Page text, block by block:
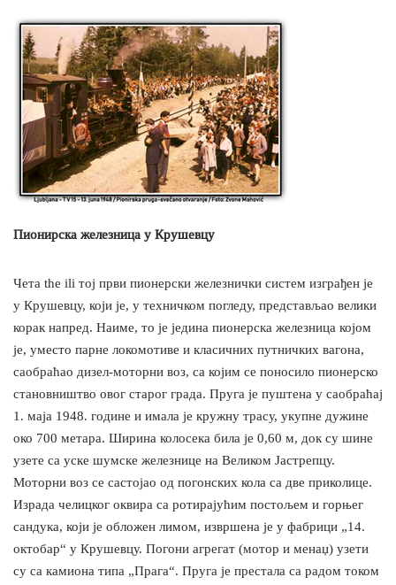
Пионирска железница у Крушевцу
Чета the ili тој први пионерски железнички систем изграђен је
у Крушевцу, који је, у техничком погледу, представљао велики
корак напред. Наиме, то је једина пионерска железница којом
је, уместо парне локомотиве и класичних путничких вагона,
саобраћао дизел-моторни воз, са којим се поносило пионерско
становништво овог старог града. Пруга је пуштена у саобраћај
1. маја 1948. године и имала је кружну трасу, укупне дужине
око 700 метара. Ширина колосека била је 0,60 м, док су шине
узете са уске шумске железнице на Великом Јастрепцу.
Моторни воз се састојао од погонских кола са две приколице.
Израда челицког оквира са ротирајућим постољем и горњег
сандука, који је обложен лимом, извршена је у фабрици „14.
октобар“ у Крушевцу. Погони агрегат (мотор и менаџ) узети
су са камиона типа „Прага“. Пруга је престала са радом током